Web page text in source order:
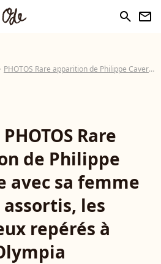
search newsletter
PHOTOS Rare apparition de Philippe Caverivière avec sa femme Sarah : assortis, les amoureux repérés à l'Olympia
Rare
de Philippe
avec sa femme
assortis, les
repérés à